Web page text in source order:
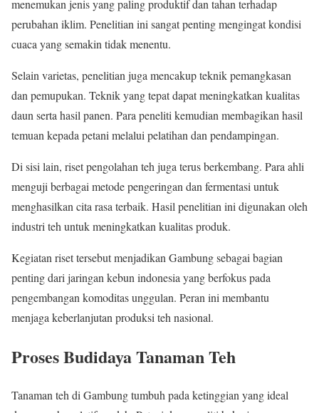
menemukan jenis yang paling produktif dan tahan terhadap
perubahan iklim. Penelitian ini sangat penting mengingat kondisi
cuaca yang semakin tidak menentu.
Selain varietas, penelitian juga mencakup teknik pemangkasan
dan pemupukan. Teknik yang tepat dapat meningkatkan kualitas
daun serta hasil panen. Para peneliti kemudian membagikan hasil
temuan kepada petani melalui pelatihan dan pendampingan.
Di sisi lain, riset pengolahan teh juga terus berkembang. Para ahli
menguji berbagai metode pengeringan dan fermentasi untuk
menghasilkan cita rasa terbaik. Hasil penelitian ini digunakan oleh
industri teh untuk meningkatkan kualitas produk.
Kegiatan riset tersebut menjadikan Gambung sebagai bagian
penting dari jaringan kebun indonesia yang berfokus pada
pengembangan komoditas unggulan. Peran ini membantu
menjaga keberlanjutan produksi teh nasional.
Proses Budidaya Tanaman Teh
Tanaman teh di Gambung tumbuh pada ketinggian yang ideal